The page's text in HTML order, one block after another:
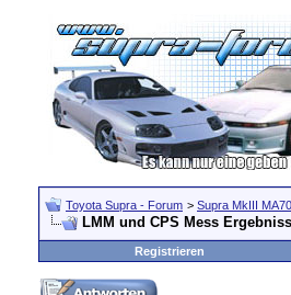
Toyota Supra - Forum > Supra MkIII
LMM und CPS Mess
Registrieren